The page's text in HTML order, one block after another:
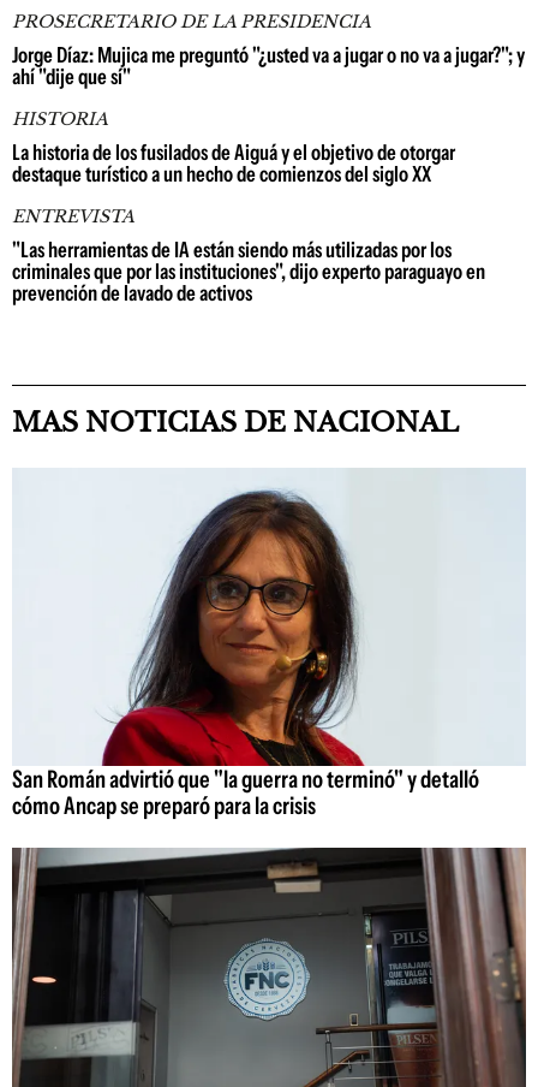
PROSECRETARIO DE LA PRESIDENCIA
Jorge Díaz: Mujica me preguntó "¿usted va a jugar o no va a jugar?"; y
ahí "dije que sí"
HISTORIA
La historia de los fusilados de Aiguá y el objetivo de otorgar
destaque turístico a un hecho de comienzos del siglo XX
ENTREVISTA
"Las herramientas de IA están siendo más utilizadas por los
criminales que por las instituciones", dijo experto paraguayo en
prevención de lavado de activos
MAS NOTICIAS DE NACIONAL
San Román advirtió que "la guerra no terminó" y detalló
cómo Ancap se preparó para la crisis